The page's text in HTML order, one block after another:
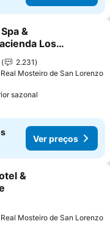
aos favoritos
&
Los
2.231
Mosteiro de San Lorenzo
sazonal
Ver preços
aos favoritos
&
Mosteiro de San Lorenzo